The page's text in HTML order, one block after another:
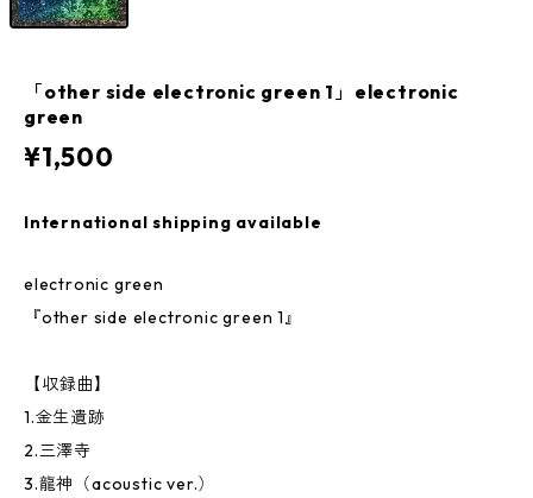
「other side electronic green 1」electronic
green
¥1,500
International shipping available
electronic green
『other side electronic green 1』
【収録曲】
1.金生遺跡
2.三澤寺
3.龍神（acoustic ver.）